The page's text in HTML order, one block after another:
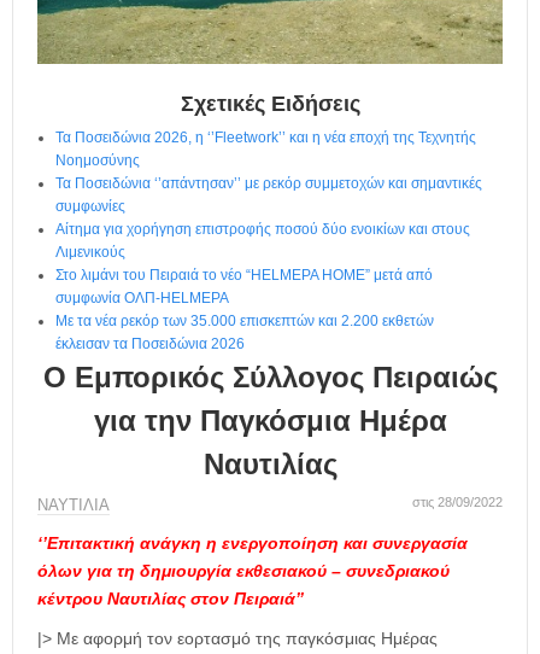
Σχετικές Ειδήσεις
Τα Ποσειδώνια 2026, η ‘’Fleetwork’’ και η νέα εποχή της Τεχνητής
Νοημοσύνης
Τα Ποσειδώνια ‘’απάντησαν’’ με ρεκόρ συμμετοχών και σημαντικές
συμφωνίες
Αίτημα για χορήγηση επιστροφής ποσού δύο ενοικίων και στους
Λιμενικούς
Στο λιμάνι του Πειραιά το νέο “HELMEPA HOME” μετά από
συμφωνία ΟΛΠ-HELMEPA
Με τα νέα ρεκόρ των 35.000 επισκεπτών και 2.200 εκθετών
έκλεισαν τα Ποσειδώνια 2026
Ο Εμπορικός Σύλλογος Πειραιώς
για την Παγκόσμια Ημέρα
Ναυτιλίας
ΝΑΥΤΙΛΙΑ στις 28/09/2022
‘’Επιτακτική ανάγκη η ενεργοποίηση και συνεργασία
όλων για τη δημιουργία εκθεσιακού – συνεδριακού
κέντρου Ναυτιλίας στον Πειραιά’’
|> Με αφορμή τον εορτασμό της παγκόσμιας Ημέρας